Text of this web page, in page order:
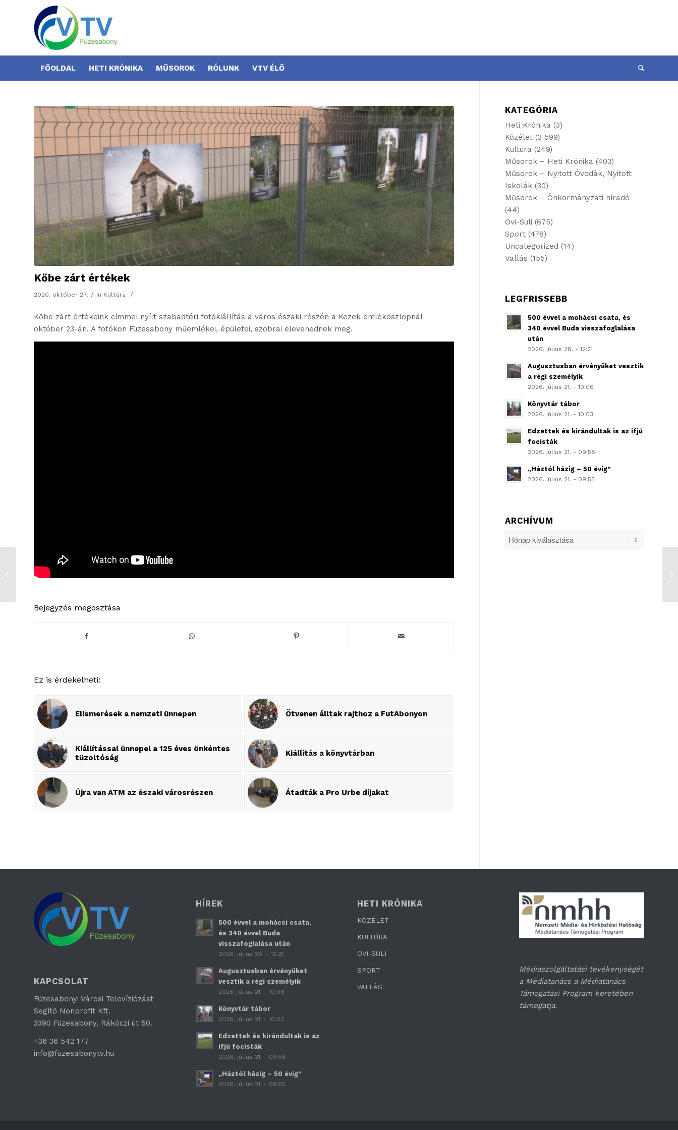
FŐOLDAL HETI KRÓNIKA MŰSOROK RÓLUNK VTV ÉLŐ
Kőbe zárt értékek
2020. október 27. / in Kultúra /
Kőbe zárt értékeink címmel nyílt szabadtéri fotókiállítás a város északi részén a Kezek emlékoszlopnál
október 23-án. A fotókon Füzesabony műemlékei, épületei, szobrai elevenednek meg.
Bejegyzés megosztása
Ez is érdekelheti:
Elismerések a nemzeti ünnepen Ötvenen álltak rajthoz a FutAbonyon
Kiállítással ünnepel a 125 éves önkéntes
tűzoltóság
Kiállítás a könyvtárban
Újra van ATM az északi városrészen Átadták a Pro Urbe díjakat
KATEGÓRIA
Heti Krónika (3)
Közélet (3 599)
Kultúra (249)
Műsorok – Heti Krónika (403)
Műsorok – Nyitott Óvodák, Nyitott
Iskolák (30)
Műsorok – Önkormányzati híradó
(44)
Ovi-Suli (675)
Sport (478)
Uncategorized (14)
Vallás (155)
LEGFRISSEBB
500 évvel a mohácsi csata, és
340 évvel Buda visszafoglalása
után
2026. július 28. - 12:21
Augusztusban érvényüket vesztik
a régi személyik
2026. július 21. - 10:06
Könyvtár tábor
2026. július 21. - 10:03
Edzettek és kirándultak is az ifjú
focisták
2026. július 21. - 09:58
„Háztól házig – 50 évig”
2026. július 21. - 09:55
ARCHÍVUM
KAPCSOLAT
Füzesabonyi Városi Televíziózást
Segítő Nonprofit Kft.
3390 Füzesabony, Rákóczi út 50.
+36 36 542 177
info@fuzesabonytv.hu
HÍREK
500 évvel a mohácsi csata,
és 340 évvel Buda
visszafoglalása után
2026. július 28. - 12:21
Augusztusban érvényüket
vesztik a régi személyik
2026. július 21. - 10:06
Könyvtár tábor
2026. július 21. - 10:03
Edzettek és kirándultak is az
ifjú focisták
2026. július 21. - 09:58
„Háztól házig – 50 évig”
2026. július 21. - 09:55
HETI KRÓNIKA
KÖZÉLET
KULTÚRA
OVI-SULI
SPORT
VALLÁS
Médiaszolgáltatási tevékenységét
a Médiatanács a Médiatanács
Támogatási Program keretében
támogatja.
Elismerések a
nemzeti ünnepen